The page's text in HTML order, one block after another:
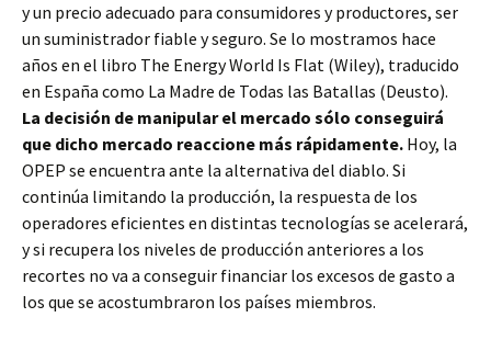
y un precio adecuado para consumidores y productores, ser
un suministrador fiable y seguro. Se lo mostramos hace
años en el libro The Energy World Is Flat (Wiley), traducido
en España como La Madre de Todas las Batallas (Deusto).
La decisión de manipular el mercado sólo conseguirá
que dicho mercado reaccione más rápidamente. Hoy, la
OPEP se encuentra ante la alternativa del diablo. Si
continúa limitando la producción, la respuesta de los
operadores eficientes en distintas tecnologías se acelerará,
y si recupera los niveles de producción anteriores a los
recortes no va a conseguir financiar los excesos de gasto a
los que se acostumbraron los países miembros.